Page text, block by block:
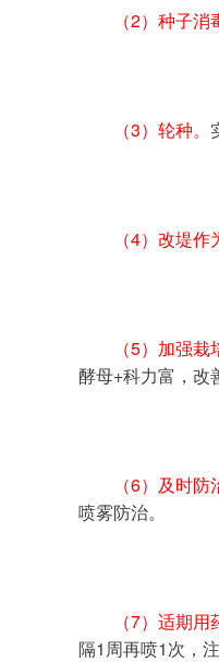
（2）种子消
（3）轮种。
（4）改堤作
（5）加强栽
酵母+科力富，改
（6）及时
喷雾防治。
（7）适期用
隔1周再喷1次，